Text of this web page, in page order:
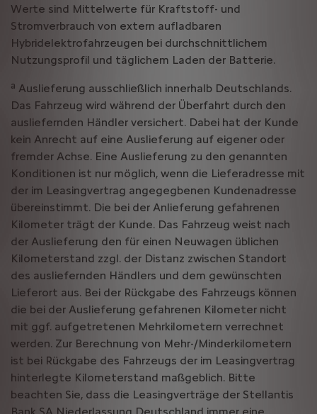
Werte sind Mittelwerte für Kraftstoff- und
Stromverbrauch von extern aufladbaren
Hybridelektrofahrzeugen bei durchschnittlichem
Nutzungsprofil und täglichem Laden der Batterie.
a Auslieferung ausschließlich innerhalb Deutschlands.
Das Fahrzeug wird während der Überfahrt durch den
ausliefernden Händler versichert. Dabei hat der Kunde
kein Anrecht auf eine Auslieferung auf eigener oder
fremder Achse. Eine Auslieferung zu den genannten
Konditionen ist nur möglich, wenn die Lieferadresse mit
der im Leasingvertrag angegegbenen Kundenadresse
übereinstimmt. Die bei der Anlieferung gefahrenen
Kilometer trägt der Kunde. Das Fahrzeug weist nach
der Auslieferung den für einen Neuwagen üblichen
Kilometerstand zzgl. der Distanz zwischen Standort
des ausliefernden Händlers und dem gewünschten
Lieferort aus. Bei der Rückgabe des Fahrzeugs können
die bei der Auslieferung gefahrenen Kilometer nicht
mit ggf. aufgetretenen Mehrkilometern verrechnet
werden. Zur Berechnung von Mehr-/Minderkilometern
ist bei Rückgabe des Fahrzeugs der im Leasingvertrag
hinterlegte Kilometerstand maßgeblich. Bitte
beachten Sie, dass die Leasingverträge der Stellantis